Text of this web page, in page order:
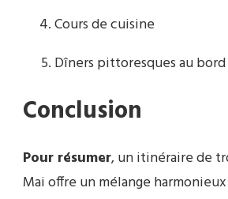
Cours de cuisine
Dîners pittoresques au
Conclusion
Pour résumer, un itinéraire de
Mai offre un mélange